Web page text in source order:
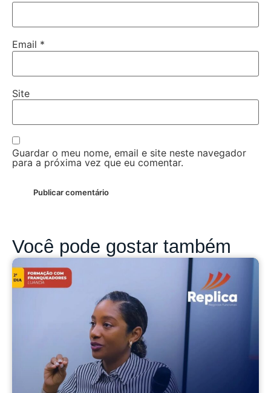
Email *
Site
Guardar o meu nome, email e site neste navegador
para a próxima vez que eu comentar.
Você pode gostar também